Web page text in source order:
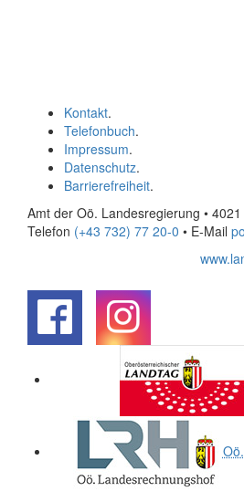
Kontakt.
Telefonbuch.
Impressum.
Datenschutz.
Barrierefreiheit.
Amt der Oö. Landesregierung •
Telefon (+43 732) 77 20-0 • E-Mail
Oö.